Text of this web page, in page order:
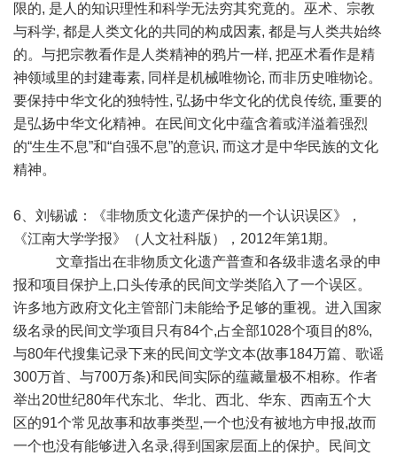
限的, 是人的知识理性和科学无法穷其究竟的。巫术、宗教
与科学, 都是人类文化的共同的构成因素, 都是与人类共始终
的。与把宗教看作是人类精神的鸦片一样, 把巫术看作是精
神领域里的封建毒素, 同样是机械唯物论, 而非历史唯物论。
要保持中华文化的独特性, 弘扬中华文化的优良传统, 重要的
是弘扬中华文化精神。在民间文化中蕴含着或洋溢着强烈
的“生生不息”和“自强不息”的意识, 而这才是中华民族的文化
精神。
6、刘锡诚：《非物质文化遗产保护的一个认识误区》，
《江南大学学报》（人文社科版），2012年第1期。
文章指出在非物质文化遗产普查和各级非遗名录的申
报和项目保护上,口头传承的民间文学类陷入了一个误区。
许多地方政府文化主管部门未能给予足够的重视。进入国家
级名录的民间文学项目只有84个,占全部1028个项目的8%,
与80年代搜集记录下来的民间文学文本(故事184万篇、歌谣
300万首、与700万条)和民间实际的蕴藏量极不相称。作者
举出20世纪80年代东北、华北、西北、华东、西南五个大
区的91个常见故事和故事类型,一个也没有被地方申报,故而
一个也没有能够进入名录,得到国家层面上的保护。民间文